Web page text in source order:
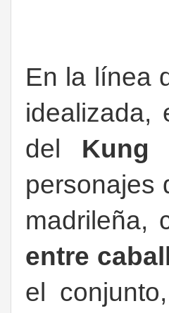
En la línea
idealizada,
del Kung
personajes
madrileña,
entre
el